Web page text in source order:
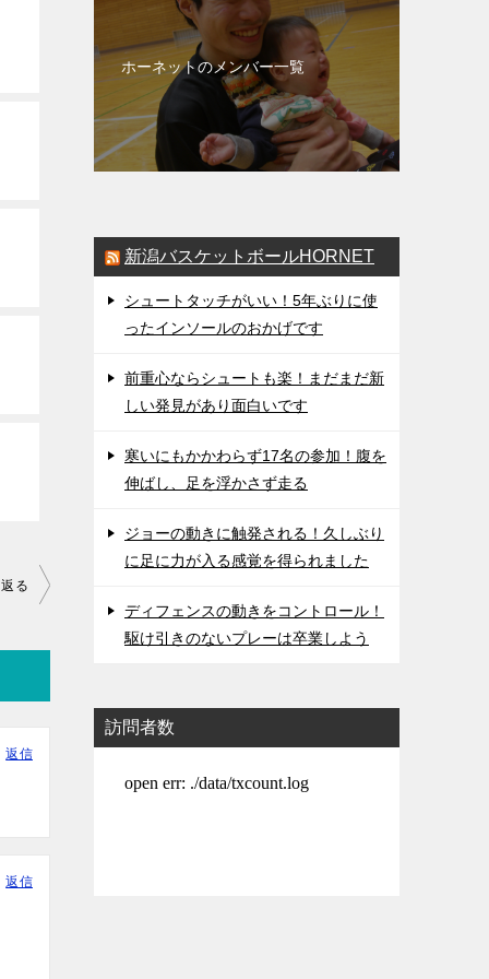
る
返信
返信
ホーネットのメンバー一覧
新潟バスケットボールHORNET
シュートタッチがいい！5年ぶりに使
ったインソールのおかげです
前重心ならシュートも楽！まだまだ新
しい発見があり面白いです
寒いにもかかわらず17名の参加！腹を
伸ばし、足を浮かさず走る
ジョーの動きに触発される！久しぶり
に足に力が入る感覚を得られました
ディフェンスの動きをコントロール！
駆け引きのないプレーは卒業しよう
訪問者数